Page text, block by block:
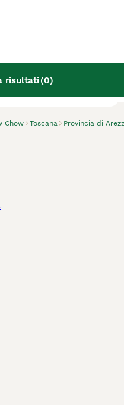
risultati(0)
Chow Toscana Provincia di
di Chow